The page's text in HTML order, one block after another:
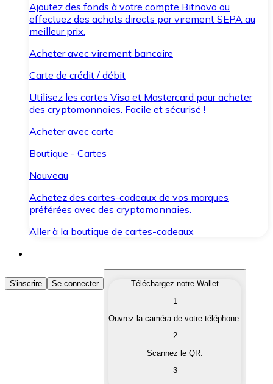
Ajoutez des fonds à votre compte Bitnovo ou
effectuez des achats directs par virement SEPA au
meilleur prix.
Acheter avec virement bancaire
Carte de crédit / débit
Utilisez les cartes Visa et Mastercard pour acheter
des cryptomonnaies. Facile et sécurisé !
Acheter avec carte
Boutique - Cartes
Nouveau
Achetez des cartes-cadeaux de vos marques
préférées avec des cryptomonnaies.
Aller à la boutique de cartes-cadeaux
Acheter des Cryptomonnaies
Achetez les cryptomonnaies qui vous intéressent
Convertissez vos cryptomonnaies en monnaie
S'inscrire Se connecter
Téléchargez notre Wallet
1
Ouvrez la caméra de votre téléphone.
2
Scannez le QR.
3